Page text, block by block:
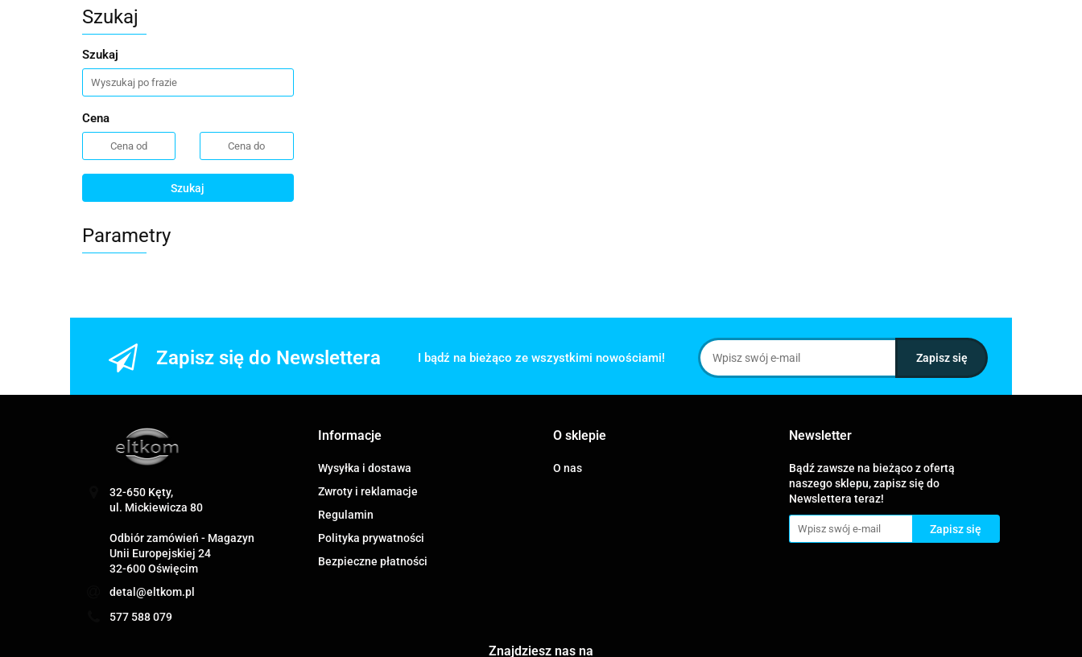
Szukaj
Szukaj
Cena
Szukaj
Parametry
Zapisz się do Newslettera I bądź na bieżąco ze wszystkimi nowościami!
32-650 Kęty,
ul. Mickiewicza 80
Odbiór zamówień - Magazyn
Unii Europejskiej 24
32-600 Oświęcim
detal@eltkom.pl
577 588 079
Informacje
Wysyłka i dostawa
Zwroty i reklamacje
Regulamin
Polityka prywatności
Bezpieczne płatności
O sklepie
O nas
Newsletter
Bądź zawsze na bieżąco z ofertą
naszego sklepu, zapisz się do
Newslettera teraz!
Znajdziesz nas na